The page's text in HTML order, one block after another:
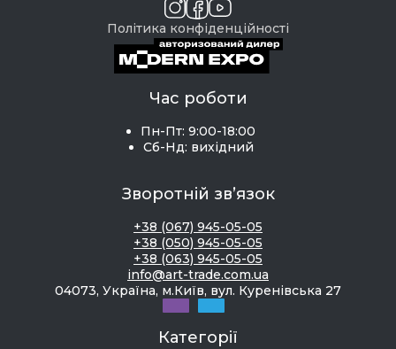
Політика конфіденційності
Час роботи
Пн-Пт: 9:00-18:00
Сб-Нд: вихідний
Зворотній зв’язок
+38 (067) 945-05-05
+38 (050) 945-05-05
+38 (063) 945-05-05
info@art-trade.com.ua
04073, Україна, м.Київ, вул. Куренівська 27
Категорії